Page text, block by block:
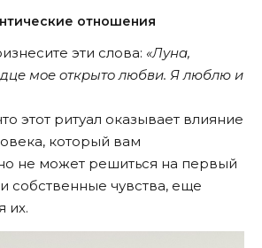
отношения
эти слова: «Лунa,
мoe oткpытo любви. Я люблю и
этот ритуал оказывает влияние
который вам
не может решиться на первый
собственные чувства, еще
их.